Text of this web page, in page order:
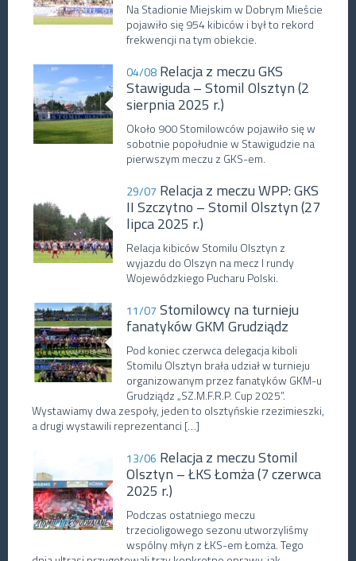
Na Stadionie Miejskim w Dobrym Mieście
pojawiło się 954 kibiców i był to rekord
frekwencji na tym obiekcie.
04/08 Relacja z meczu GKS
Stawiguda – Stomil Olsztyn (2
sierpnia 2025 r.)
Około 900 Stomilowców pojawiło się w
sobotnie popołudnie w Stawigudzie na
pierwszym meczu z GKS-em.
29/07 Relacja z meczu WPP: GKS
II Szczytno – Stomil Olsztyn (27
lipca 2025 r.)
Relacja kibiców Stomilu Olsztyn z
wyjazdu do Olszyn na mecz I rundy
Wojewódzkiego Pucharu Polski.
11/07 Stomilowcy na turnieju
fanatyków GKM Grudziądz
Pod koniec czerwca delegacja kiboli
Stomilu Olsztyn brała udział w turnieju
organizowanym przez fanatyków GKM-u
Grudziądz „SZ.M.F.R.P. Cup 2025”.
Wystawiamy dwa zespoły, jeden to olsztyńskie rzezimieszki,
a drugi wystawili reprezentanci […]
13/06 Relacja z meczu Stomil
Olsztyn – ŁKS Łomża (7 czerwca
2025 r.)
Podczas ostatniego meczu
trzecioligowego sezonu utworzyliśmy
wspólny młyn z ŁKS-em Łomża. Tego